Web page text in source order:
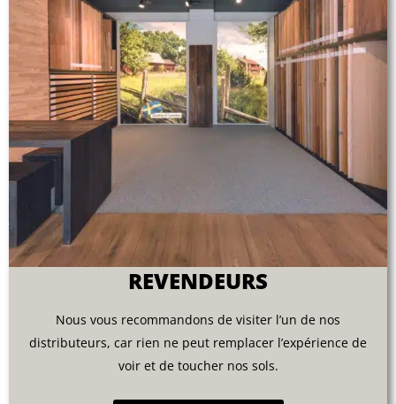
REVENDEURS
Nous vous recommandons de visiter l’un de nos
distributeurs, car rien ne peut remplacer l’expérience de
voir et de toucher nos sols.